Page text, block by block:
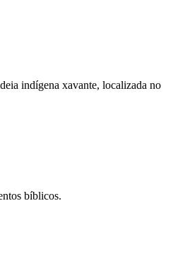
indígena xavante, localizada no
bíblicos.